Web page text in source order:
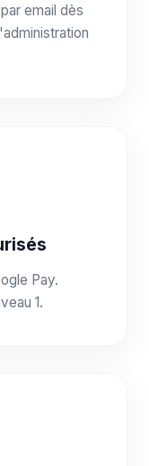
email dès
Pay.
1.